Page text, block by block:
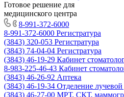
Готовое решение для
медицинского центра
8-991-372-6000
8-991-372-6000 Регистратура
(3843) 320-053 Регистратура
(3843) 74-04-04 Регистратура
(3843) 46-19-29 Кабинет
8-983-225-46-43 Кабинет
(3843) 46-26-92 Аптека
(3843) 46-19-34 Отделение
(3843) 46-27-00 МРТ, СКТ,